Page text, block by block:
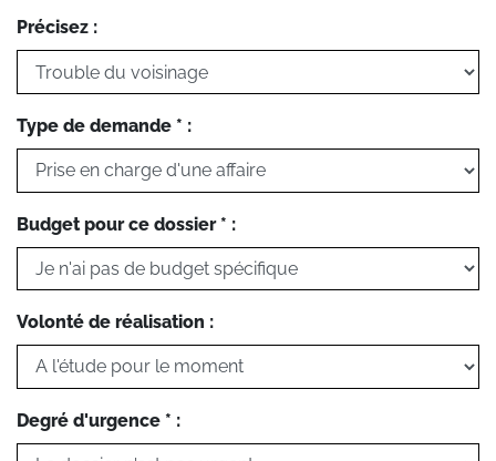
Précisez :
Type de demande * :
Budget pour ce dossier * :
Volonté de réalisation :
Degré d'urgence * :